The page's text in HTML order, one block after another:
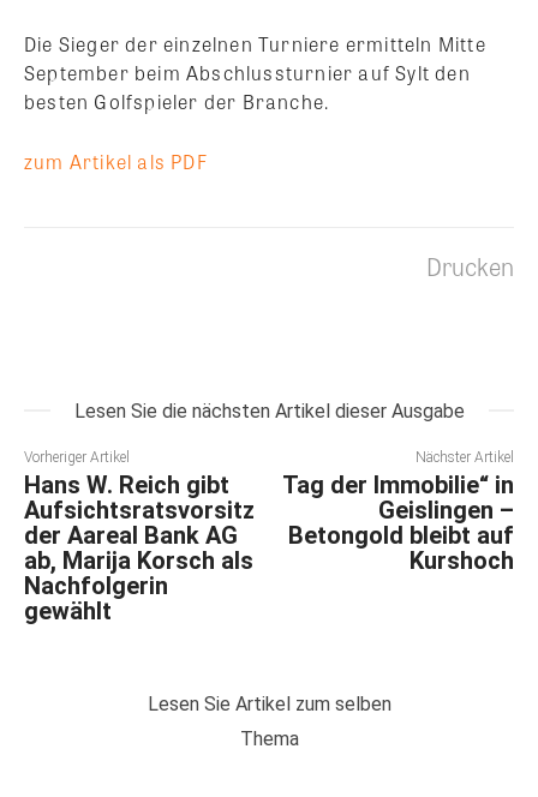
Die Sieger der einzelnen Turniere ermitteln Mitte
September beim Abschlussturnier auf Sylt den
besten Golfspieler der Branche.
zum Artikel als PDF
Drucken
Lesen Sie die nächsten Artikel dieser Ausgabe
Vorheriger Artikel
Hans W. Reich gibt
Aufsichtsratsvorsitz
der Aareal Bank AG
ab, Marija Korsch als
Nachfolgerin
gewählt
Nächster Artikel
Tag der Immobilie“ in
Geislingen –
Betongold bleibt auf
Kurshoch
Lesen Sie Artikel zum selben
Thema